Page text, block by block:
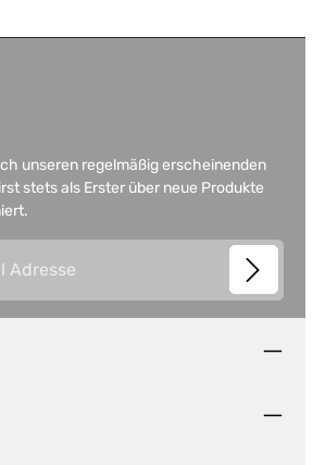
unseren regelmäßig erscheinenden
stets als Erster über neue Produkte
(*) markierten Felder sind